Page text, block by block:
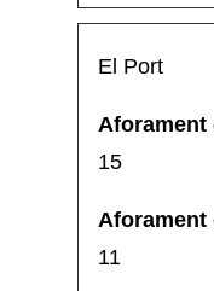
El Port
15
11